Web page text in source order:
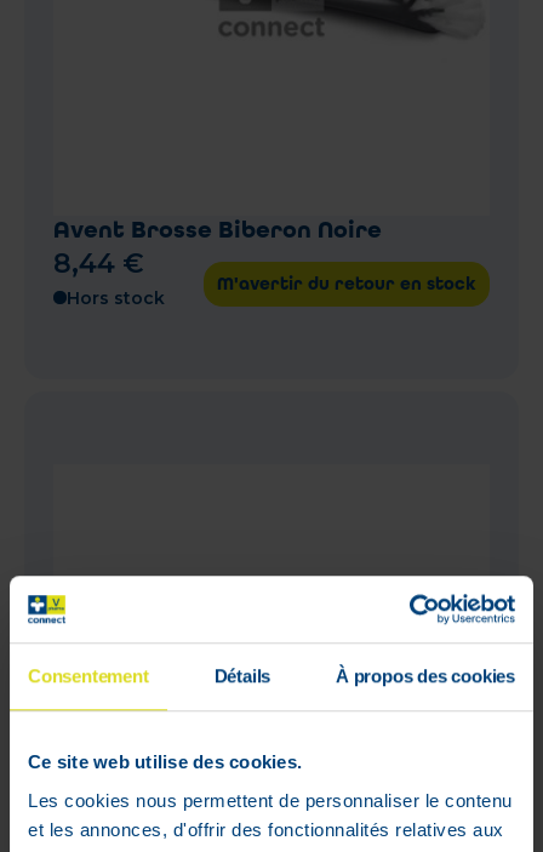
Consentement Détails À propos des cookies
Ce site web utilise des cookies.
Les cookies nous permettent de personnaliser le contenu
et les annonces, d'offrir des fonctionnalités relatives aux
Avent Brosse Biberon Noire
8,44 €
Hors stock
M'avertir du retour en stock